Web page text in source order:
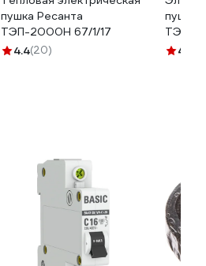
пушка Ресанта
ТЭП-2000Н 67/1/17
4.4(20)
пушка
ТЭП-
4.4